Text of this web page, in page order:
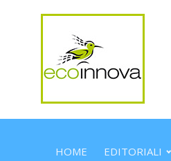
HOME EDITORIALI